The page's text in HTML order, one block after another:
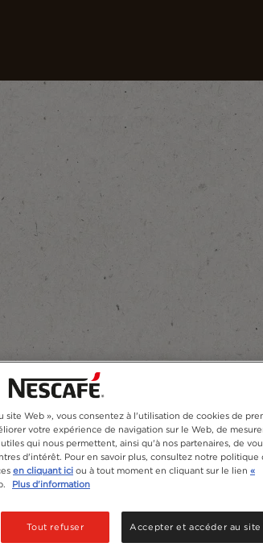
Leurs Communautés Autour Du Café
site Web », vous consentez à l'utilisation de cookies de
votre expérience de navigation sur le Web, de
qui nous permettent, ainsi qu'à nos partenaires, de
d'intérêt. Pour en savoir plus, consultez notre politique
en cliquant ici ou à tout moment en cliquant sur le lien «
Plus d'information
Tout refuser Accepter et accéder au site